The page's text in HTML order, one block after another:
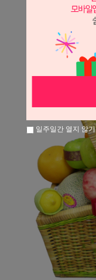
일주일간 열지 않기